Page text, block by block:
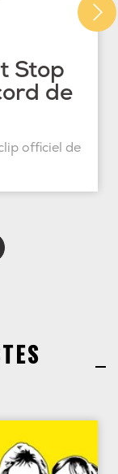
Stop
de
officiel de